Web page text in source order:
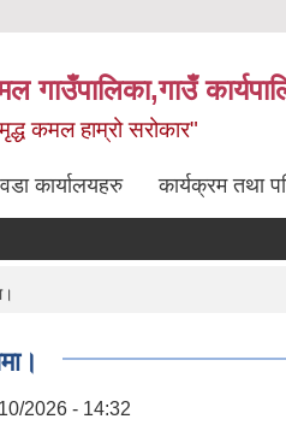
गाउँपालिका,गाउँ
कमल हाम्रो सरोकार"
वडा कार्यालयहरु कार्यक्रम तथा
2026 - 14:32